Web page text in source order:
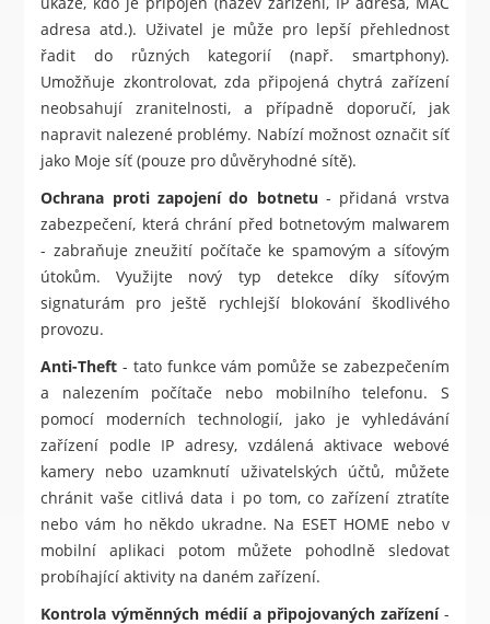
adresa atd.). Uživatel je může pro lepší přehlednost
řadit do různých kategorií (např. smartphony).
Umožňuje zkontrolovat, zda připojená chytrá zařízení
neobsahují zranitelnosti, a případně doporučí, jak
napravit nalezené problémy. Nabízí možnost označit síť
jako Moje síť (pouze pro důvěryhodné sítě).
Ochrana proti zapojení do botnetu - přidaná vrstva
zabezpečení, která chrání před botnetovým malwarem
- zabraňuje zneužití počítače ke spamovým a síťovým
útokům. Využijte nový typ detekce díky síťovým
signaturám pro ještě rychlejší blokování škodlivého
provozu.
Anti-Theft - tato funkce vám pomůže se zabezpečením
a nalezením počítače nebo mobilního telefonu. S
pomocí moderních technologií, jako je vyhledávání
zařízení podle IP adresy, vzdálená aktivace webové
kamery nebo uzamknutí uživatelských účtů, můžete
chránit vaše citlivá data i po tom, co zařízení ztratíte
nebo vám ho někdo ukradne. Na ESET HOME nebo v
mobilní aplikaci potom můžete pohodlně sledovat
probíhající aktivity na daném zařízení.
Kontrola výměnných médií a připojovaných zařízení-